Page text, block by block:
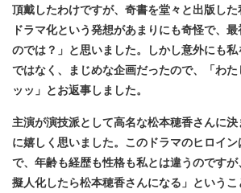
頂戴したわけですが、奇書を堂々と出版した
ドラマ化という発想があまりにも奇怪で、
のでは？」と思いました。しかし意外にも
ではなく、まじめな企画だったので、「わ
ッッ」とお返事しました。
主演が演技派として高名な松本穂香さんに
に嬉しく思いました。このドラマのヒロイ
で、年齢も経歴も性格も私とは違うのです
擬人化したら松本穂香さんになる」という